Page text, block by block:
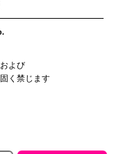
よび
く禁じます